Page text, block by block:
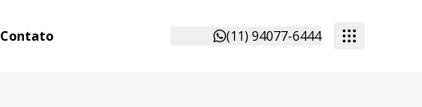
Contato (11) 94077-6444